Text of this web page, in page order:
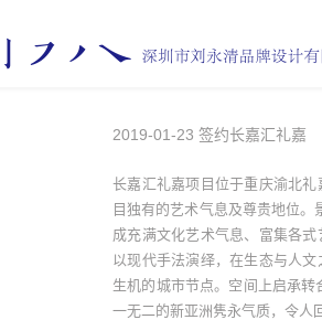
2019-01-23 签约长嘉汇礼嘉
长嘉汇礼嘉项目位于重庆渝北
目独有的艺术气息及尊贵地位
成充满文化艺术气息、富集各
以现代手法演绎，在生态与人
生机的城市节点。空间上启承
一无二的新亚洲隽永气质，令人